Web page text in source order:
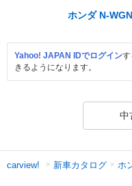
ホンダ N-
Yahoo! JAPAN IDでログイン
きるようになります。
中
carview! 新車カタログ ホ